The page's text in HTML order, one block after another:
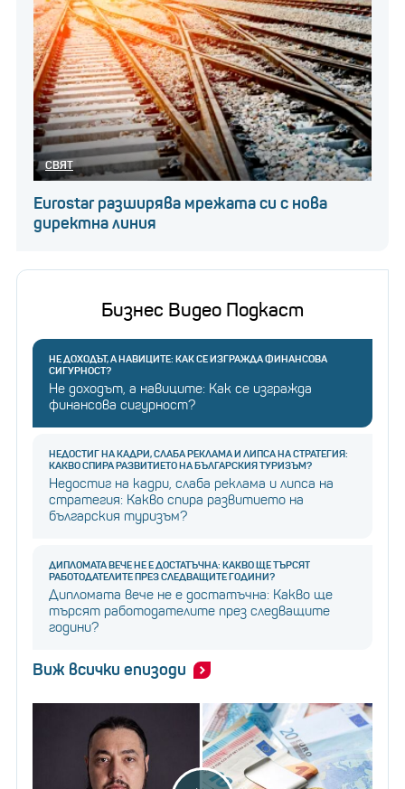
Грешка в системата:
Китайска авиокомпания
продава билети за по-
малко от 3 лева
Не е известно какво се очаква да се случи с
природния газ и дали Израел в крайна сметка ще го
изнася, но това, което може да се разбере, е как
СВЯТ
Eurostar разширява мрежата си с нова
директна линия
Бизнес Видео Подкаст
НЕ ДОХОДЪТ, А НАВИЦИТЕ: КАК СЕ ИЗГРАЖДА ФИНАНСОВА
СИГУРНОСТ?
Не доходът, а навиците: Как се изгражда
финансова сигурност?
НЕДОСТИГ НА КАДРИ, СЛАБА РЕКЛАМА И ЛИПСА НА СТРАТЕГИЯ:
КАКВО СПИРА РАЗВИТИЕТО НА БЪЛГАРСКИЯ ТУРИЗЪМ?
Недостиг на кадри, слаба реклама и липса на
стратегия: Какво спира развитието на
българския туризъм?
ДИПЛОМАТА ВЕЧЕ НЕ Е ДОСТАТЪЧНА: КАКВО ЩЕ ТЪРСЯТ
РАБОТОДАТЕЛИТЕ ПРЕЗ СЛЕДВАЩИТЕ ГОДИНИ?
Дипломата вече не е достатъчна: Какво ще
търсят работодателите през следващите
години?
Виж всички епизоди